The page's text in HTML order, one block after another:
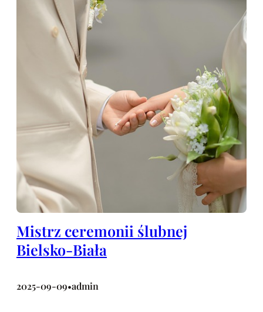
Mistrz ceremonii ślubnej
Bielsko-Biała
2025-09-09•admin